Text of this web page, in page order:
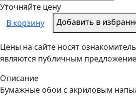
Уточняйте цену
В корзину
Добавить в
Цены на сайте носят
являются публичным
Описание
Бумажные обои с акриловым